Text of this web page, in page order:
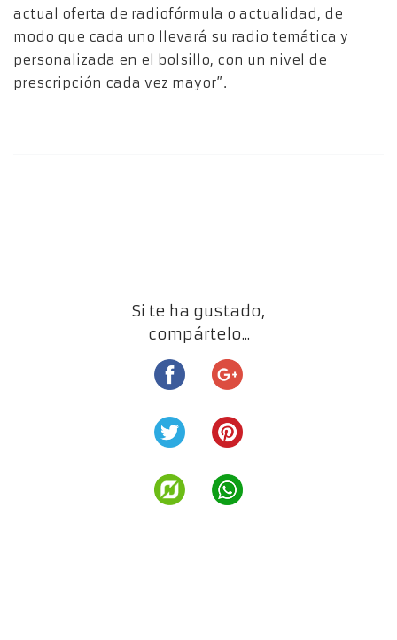
actual oferta de radiofórmula o actualidad, de
modo que cada uno llevará su radio temática y
personalizada en el bolsillo, con un nivel de
prescripción cada vez mayor”.
Si te ha gustado,
compártelo...